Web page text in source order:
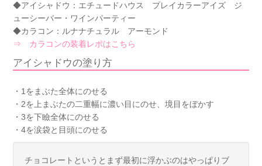
◆アイシャドウ：エチュードハウス プレイカラーアイズ ジ
ューシーバー・ワインパーティー
◆カラコン：ルナナチュラル アーモンド
⇒ カラコンの装着レポはこちら
アイシャドウの塗り方
・1をまぶた全体にのせる
・2を上まぶたの二重幅に濃い目にのせ、境目をぼかす
・3を下瞼全体にのせる
・4を涙袋と目頭にのせる
チョコレートというとまず最初に浮かぶのはやっぱりブ